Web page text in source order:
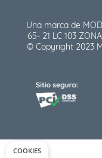
Una marca de
65- 21 LC 103
© Copyright 2023
COOKIES